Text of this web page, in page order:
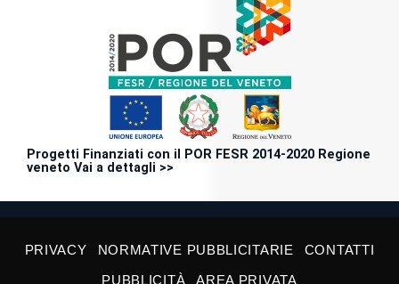
Progetti Finanziati con il POR FESR 2014-2020 Regione
veneto Vai a dettagli >>
PRIVACY NORMATIVE PUBBLICITARIE
CONTATTI
PUBBLICITÀ
AREA PRIVATA